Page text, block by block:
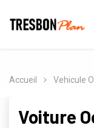
Accueil Vehicule
Voiture